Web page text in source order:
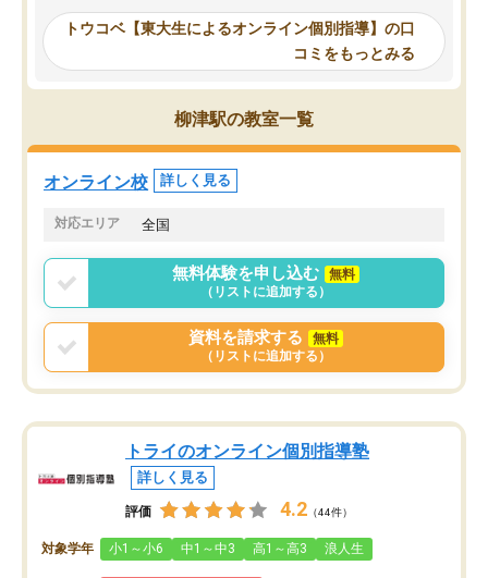
ーティングを行い、その講師で良いか
見てから講師を決定する事ができま
す。
うちの子は、初回面談の講師の方で決
オンラインツールを使用した単語帳の
共有があり宿題もそちらで出される形
でした。
言う事で講師変更の申し出があり、あ
まりに短期での変更だった為、塾に通
う事にして退会しました。遅れも取り
戻せ、授業内容や講師の方は良かった
と思います。
いなのがあり(有料)、受
ことをどんなスケジュー
くか相談したのですが、
ち期待したものではなく
くなってきたようなので
トウコベ【東大生によるオンライン個別指導】の口
コミをもっとみる
柳津駅の教室一覧
オンライン校 詳しく見る
対応エリア 全国
無料体験を申し込む
無料
（リストに追加する）
資料を請求する
無料
（リストに追加する）
トライのオンライン個別指導塾
詳しく見る
評価 4.2 （44件）
対象学年 小1～小6 中1～中3 高1～高3 浪人生